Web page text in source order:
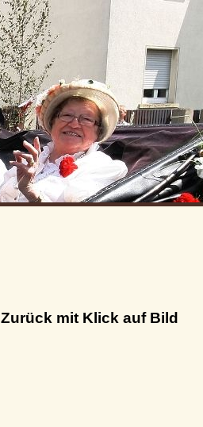
Zurück mit Klick auf Bild